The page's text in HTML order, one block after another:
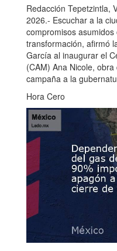
Redacción Tepetzintla,
2026.- Escuchar a la
compromisos
transformación, afirmó
García al inaugurar el
(CAM) Ana Nicole,
campaña a la
Hora Cero